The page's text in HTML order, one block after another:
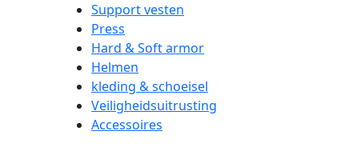
Support vesten
Press
Hard & Soft armor
Helmen
kleding & schoeisel
Veiligheidsuitrusting
Accessoires